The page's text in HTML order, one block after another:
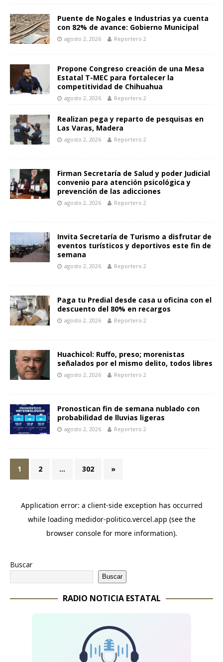
k p er k r
Puente de Nogales e Industrias ya cuenta
con 82% de avance: Gobierno Municipal
agosto 2, 2026 Reportero 2
Propone Congreso creación de una Mesa
Estatal T-MEC para fortalecer la
competitividad de Chihuahua
agosto 2, 2026 Reportero 2
Realizan pega y reparto de pesquisas en
Las Varas, Madera
agosto 2, 2026 Reportero 2
Firman Secretaría de Salud y poder Judicial
convenio para atención psicológica y
prevención de las adicciones
agosto 2, 2026 Reportero 2
Invita Secretaría de Turismo a disfrutar de
eventos turísticos y deportivos este fin de
semana
agosto 2, 2026 Reportero 2
Paga tu Predial desde casa u oficina con el
descuento del 80% en recargos
agosto 2, 2026 Reportero 2
Huachicol: Ruffo, preso; morenistas
señalados por el mismo delito, todos libres
agosto 2, 2026 Reportero 2
Pronostican fin de semana nublado con
probabilidad de lluvias ligeras
agosto 2, 2026 Reportero 2
1 2 … 302 »
Buscar
Buscar
RADIO NOTICIA ESTATAL